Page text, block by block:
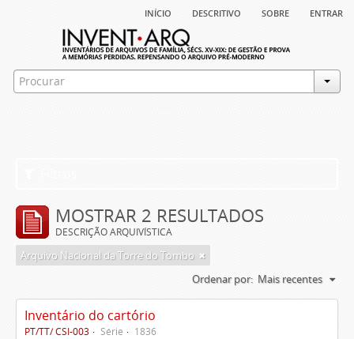
início descritivo sobre entrar
MOSTRAR 2 RESULTADOS
DESCRIÇÃO ARQUIVÍSTICA
Arquivo Nacional da Torre do Tombo
Ordenar por: Mais recentes
Inventário do cartório
PT/TT/ CSI-003 Série 1836